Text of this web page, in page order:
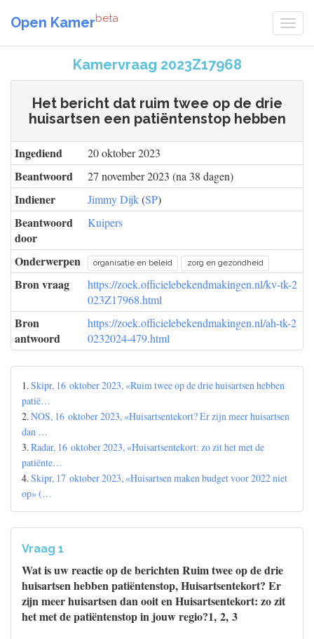
Open Kamerbeta
Kamervraag 2023Z17968
Het bericht dat ruim twee op de drie
huisartsen een patiëntenstop hebben
Ingediend 20 oktober 2023
Beantwoord 27 november 2023 (na 38 dagen)
Indiener Jimmy Dijk(SP)
Beantwoord
door
Kuipers
Onderwerpen organisatie en beleid zorg en gezondheid
Bron vraag
https://zoek.officielebekendmakingen.nl/kv-tk-2
023Z17968.html
Bron
antwoord
https://zoek.officielebekendmakingen.nl/ah-tk-2
0232024-479.html
1.Skipr, 16 oktober 2023, «Ruim twee op de drie huisartsen hebben
patië…
2.NOS, 16 oktober 2023, «Huisartsentekort? Er zijn meer huisartsen
dan …
3.Radar, 16 oktober 2023, «Huisartsentekort: zo zit het met de
patiënte…
4.Skipr, 17 oktober 2023, «Huisartsen maken budget voor 2022 niet
op» (…
Vraag 1
Wat is uw reactie op de berichten Ruim twee op de drie
huisartsen hebben patiëntenstop, Huisartsentekort? Er
zijn meer huisartsen dan ooit en Huisartsentekort: zo zit
het met de patiëntenstop in jouw regio?1, 2, 3